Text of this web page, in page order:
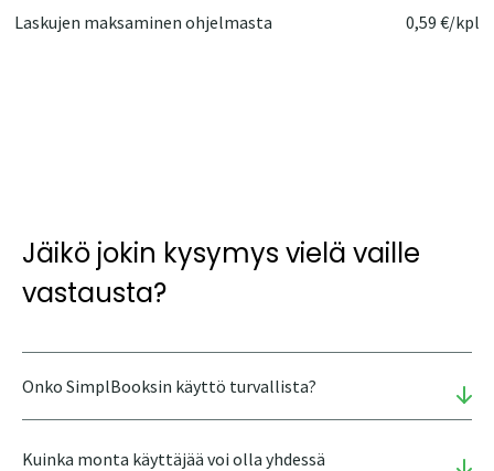
Laskujen maksaminen ohjelmasta 0,59 €/kpl
Jäikö jokin kysymys vielä vaille
vastausta?
Onko SimplBooksin käyttö turvallista?
Kuinka monta käyttäjää voi olla yhdessä